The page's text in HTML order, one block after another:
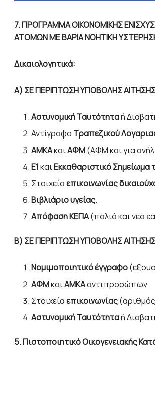
7. ΠΡΟΓΡΑΜΜΑ ΟΙΚΟΝΟΜΙΚΗΣ
ΑΤΟΜΩΝ ΜΕ ΒΑΡΙΑ ΝΟΗΤΙΚΗ
Δικαιολογητικά:
Α) ΣΕ ΠΕΡΙΠΤΩΣΗ ΥΠΟΒΟΛΗΣ
Αστυνομική Ταυτότηταή
Αντίγραφο Τραπεζικού
ΑΜΚΑκαιΑΦΜ(ΑΦΜ και για
Ε1καιΕκκαθαριστικό Σημείωμα
Στοιχείαεπικοινωνίας
Βιβλιάριο υγείας.
Απόφαση ΚΕΠΑ(παλιά και νέα
Β) ΣΕ ΠΕΡΙΠΤΩΣΗ ΥΠΟΒΟΛΗΣ
Νομιμοποιητικό έγγραφο
ΑΦΜκαιΑΜΚΑαντιπροσώπων
Στοιχείαεπικοινωνίας(αριθμός
Αστυνομική Ταυτότηταή
5.Πιστοποιητικό Οικογενειακής